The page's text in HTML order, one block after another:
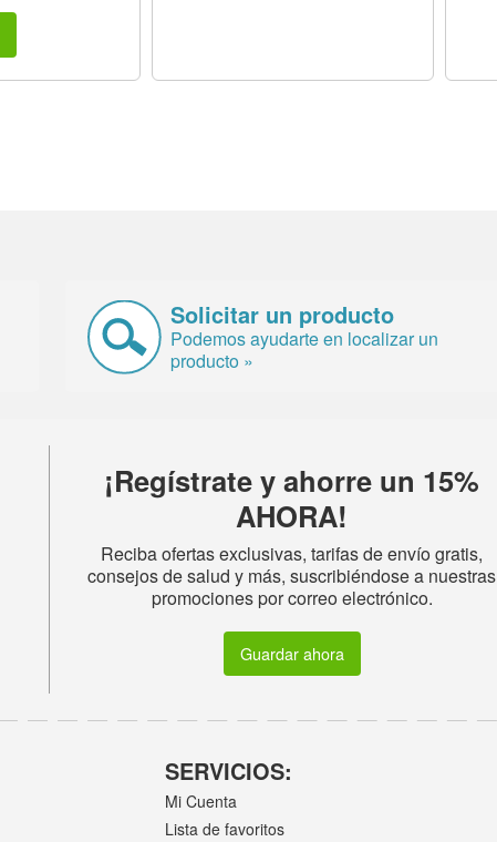
Solicitar un producto
Podemos ayudarte en localizar un
producto »
¡Regístrate y ahorre un 15%
AHORA!
Reciba ofertas exclusivas, tarifas de envío gratis,
consejos de salud y más, suscribiéndose a nuestras
promociones por correo electrónico.
Guardar ahora
SERVICIOS:
Mi Cuenta
Lista de favoritos